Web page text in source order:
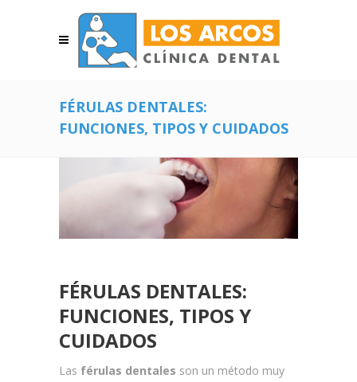
FÉRULAS DENTALES:
FUNCIONES, TIPOS Y CUIDADOS
FÉRULAS DENTALES:
FUNCIONES, TIPOS Y
CUIDADOS
Las férulas dentales son un método muy